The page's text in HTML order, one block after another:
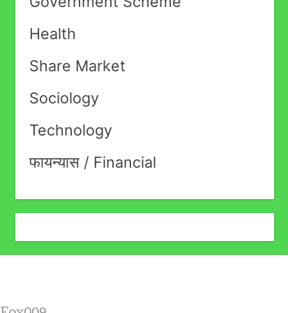
Health
Share Market
Sociology
Technology
फायन्यास / Financial